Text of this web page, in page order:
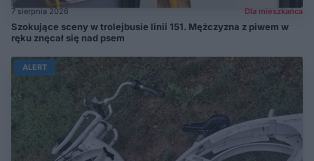
7 sierpnia 2026 Dla mieszkańca
Szokujące sceny w trolejbusie linii 151. Mężczyzna z piwem w
ręku znęcał się nad psem
ALERT